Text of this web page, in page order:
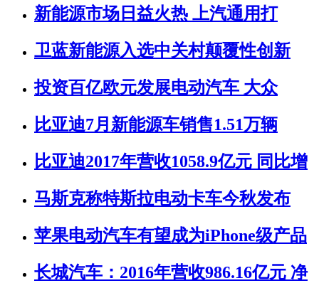
新能源市场日益火热 上汽通用打
卫蓝新能源入选中关村颠覆性创新
投资百亿欧元发展电动汽车 大众
比亚迪7月新能源车销售1.51万辆
比亚迪2017年营收1058.9亿元 同比增
马斯克称特斯拉电动卡车今秋发布
苹果电动汽车有望成为iPhone级产品
长城汽车：2016年营收986.16亿元 净